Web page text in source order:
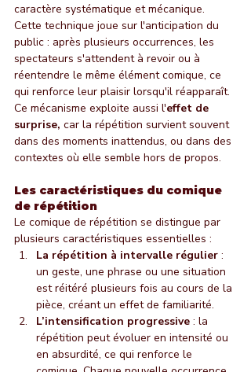
caractère systématique et mécanique.
Cette technique joue sur l'anticipation du
public : après plusieurs occurrences, les
spectateurs s'attendent à revoir ou à
réentendre le même élément comique, ce
qui renforce leur plaisir lorsqu'il réapparaît.
Ce mécanisme exploite aussi l'effet de
surprise, car la répétition survient souvent
dans des moments inattendus, ou dans des
contextes où elle semble hors de propos.
Les caractéristiques du comique
de répétition
Le comique de répétition se distingue par
plusieurs caractéristiques essentielles :
La répétition à intervalle régulier :
un geste, une phrase ou une situation
est réitéré plusieurs fois au cours de la
pièce, créant un effet de familiarité.
L’intensification progressive : la
répétition peut évoluer en intensité ou
en absurdité, ce qui renforce le